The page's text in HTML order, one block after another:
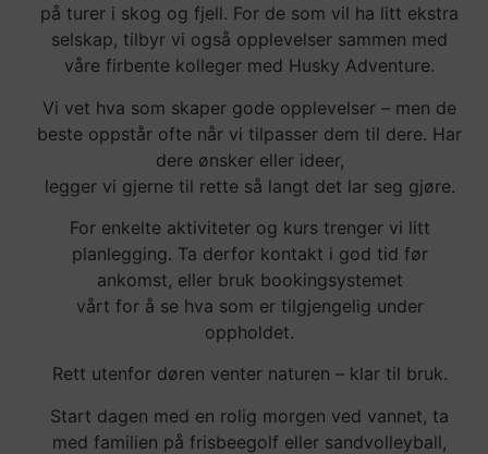
på turer i skog og fjell. For de som vil ha litt ekstra
selskap, tilbyr vi også opplevelser sammen med
våre firbente kolleger med Husky Adventure.
Vi vet hva som skaper gode opplevelser – men de
beste oppstår ofte når vi tilpasser dem til dere. Har
dere ønsker eller ideer,
legger vi gjerne til rette så langt det lar seg gjøre.
For enkelte aktiviteter og kurs trenger vi litt
planlegging. Ta derfor kontakt i god tid før
ankomst, eller bruk bookingsystemet
vårt for å se hva som er tilgjengelig under
oppholdet.
Rett utenfor døren venter naturen – klar til bruk.
Start dagen med en rolig morgen ved vannet, ta
med familien på frisbeegolf eller sandvolleyball,